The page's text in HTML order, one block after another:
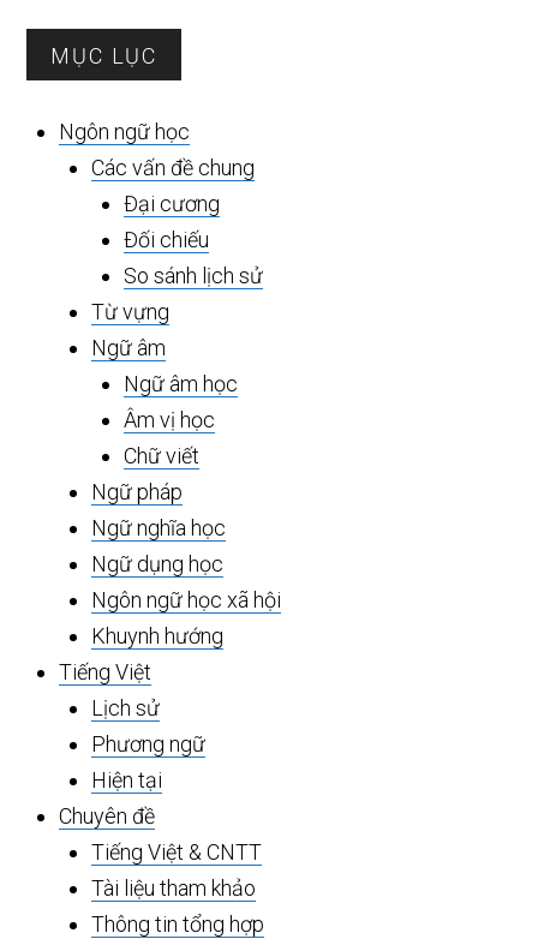
Sidebar
chính
MỤC LỤC
Ngôn ngữ học
Các vấn đề chung
Đại cương
Đối chiếu
So sánh lịch sử
Từ vựng
Ngữ âm
Ngữ âm học
Âm vị học
Chữ viết
Ngữ pháp
Ngữ nghĩa học
Ngữ dụng học
Ngôn ngữ học xã hội
Khuynh hướng
Tiếng Việt
Lịch sử
Phương ngữ
Hiện tại
Chuyên đề
Tiếng Việt & CNTT
Tài liệu tham khảo
Thông tin tổng hợp